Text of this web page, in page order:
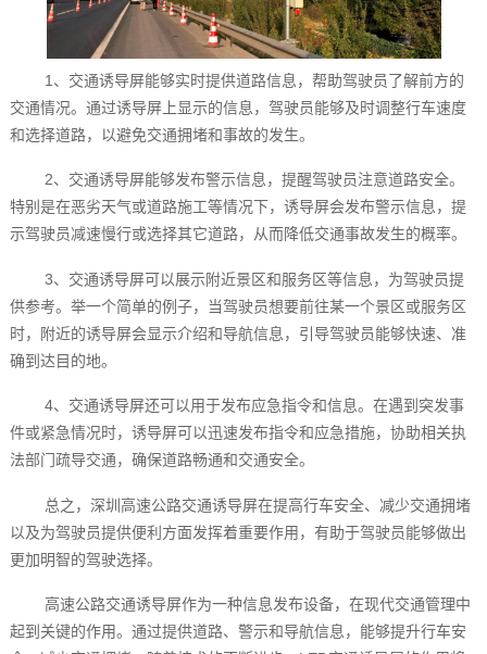
1、交通诱导屏能够实时提供道路信息，帮助驾驶员了解前方的
交通情况。通过诱导屏上显示的信息，驾驶员能够及时调整行车速度
和选择道路，以避免交通拥堵和事故的发生。
2、交通诱导屏能够发布警示信息，提醒驾驶员注意道路安全。
特别是在恶劣天气或道路施工等情况下，诱导屏会发布警示信息，提
示驾驶员减速慢行或选择其它道路，从而降低交通事故发生的概率。
3、交通诱导屏可以展示附近景区和服务区等信息，为驾驶员提
供参考。举一个简单的例子，当驾驶员想要前往某一个景区或服务区
时，附近的诱导屏会显示介绍和导航信息，引导驾驶员能够快速、准
确到达目的地。
4、交通诱导屏还可以用于发布应急指令和信息。在遇到突发事
件或紧急情况时，诱导屏可以迅速发布指令和应急措施，协助相关执
法部门疏导交通，确保道路畅通和交通安全。
总之，深圳高速公路交通诱导屏在提高行车安全、减少交通拥堵
以及为驾驶员提供便利方面发挥着重要作用，有助于驾驶员能够做出
更加明智的驾驶选择。
高速公路交通诱导屏作为一种信息发布设备，在现代交通管理中
起到关键的作用。通过提供道路、警示和导航信息，能够提升行车安